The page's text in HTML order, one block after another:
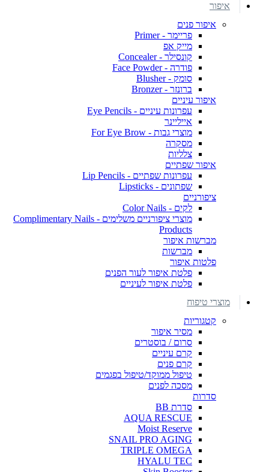
איפור
איפור פנים
פריימר - Primer
מייק אפ
קונסילר - Concealer
פודרה - Face Powder
סומק - Blusher
ברונזר - Bronzer
איפור עיניים
עפרונות עיניים - Eye Pencils
אייליינר
מוצרי גבות - For Eye Brow
מסקרה
צלליות
איפור שפתיים
עפרונות שפתיים - Lip Pencils
שפתונים - Lipsticks
ציפורניים
לקים - Color Nails
מוצרי ציפורניים משלימים - Complimentary Nails
Products
מברשות איפור
מברשות
פלטות איפור
פלטת איפור לעור הפנים
פלטת איפור לעיניים
מוצרי טיפוח
קטגוריות
מסיר איפור
סרום / בוסטרים
קרם עיניים
קרם פנים
טיפול ממוקד/טיפול בפגמים
מסכה לפנים
סדרות
סדרת BB
AQUA RESCUE
Moist Reserve
SNAIL PRO AGING
TRIPLE OMEGA
HYALU TEC